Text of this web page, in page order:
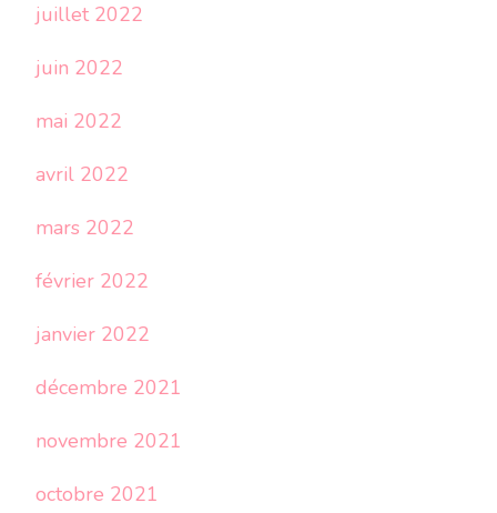
juillet 2022
juin 2022
mai 2022
avril 2022
mars 2022
février 2022
janvier 2022
décembre 2021
novembre 2021
octobre 2021